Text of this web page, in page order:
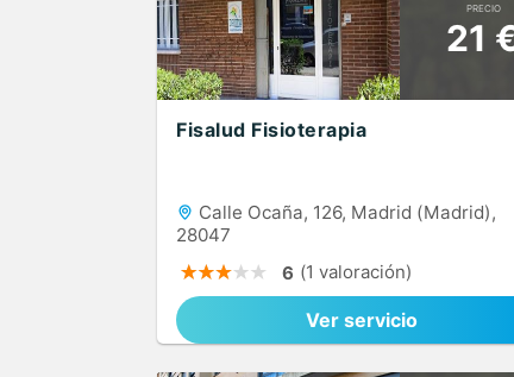
PRECIO
21
Fisalud Fisioterapia
Calle Ocaña, 126, Madrid (Madrid),
28047
6 (1 valoración)
Ver servicio